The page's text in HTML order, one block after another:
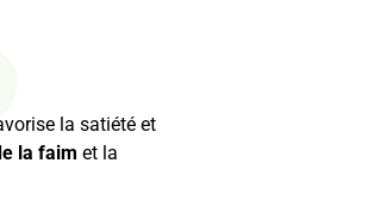
la satiété et
la faim et la